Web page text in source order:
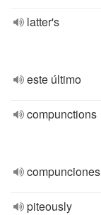
latter's
este último
compunctions
compunciones
piteously